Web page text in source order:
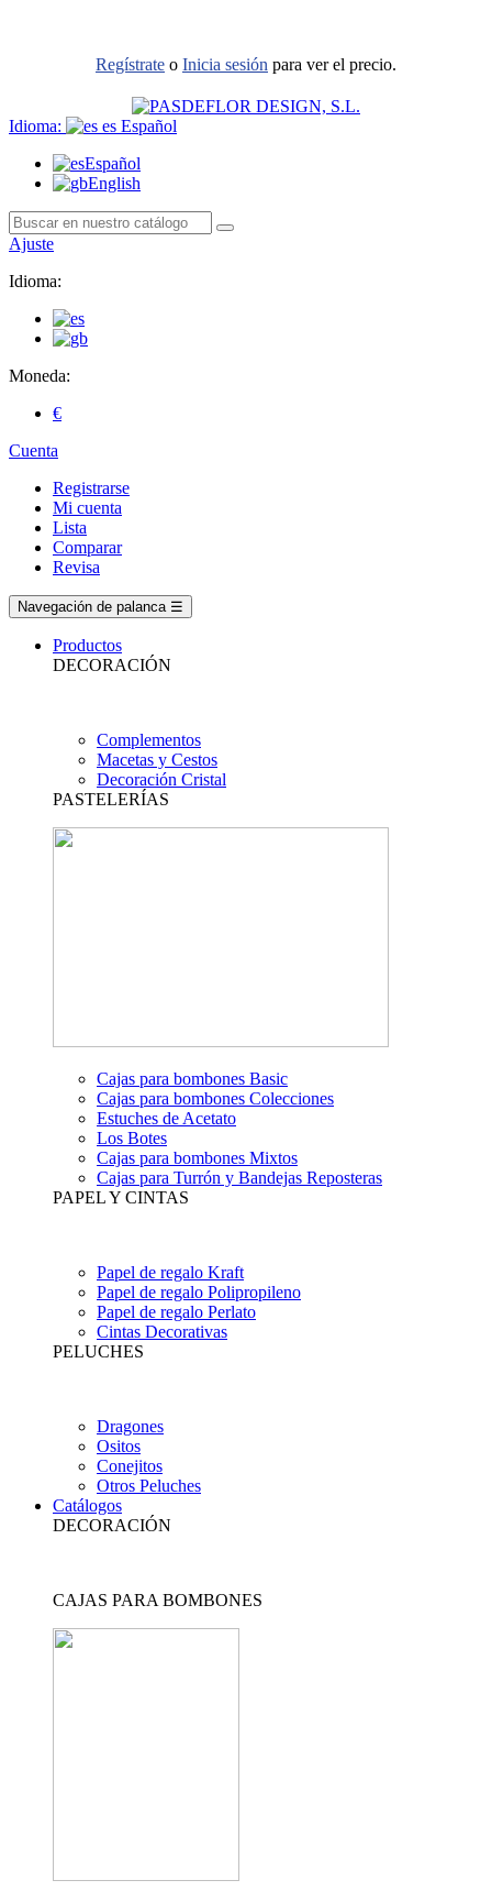
Regístrate o Inicia sesión para ver el precio.
Idioma: es Español
Español
English
Ajuste
Idioma:
Moneda:
€
Cuenta
Registrarse
Mi cuenta
Lista
Comparar
Revisa
Navegación de palanca ☰
Productos
DECORACIÓN
Complementos
Macetas y Cestos
Decoración Cristal
PASTELERÍAS
Cajas para bombones Basic
Cajas para bombones Colecciones
Estuches de Acetato
Los Botes
Cajas para bombones Mixtos
Cajas para Turrón y Bandejas Reposteras
PAPEL Y CINTAS
Papel de regalo Kraft
Papel de regalo Polipropileno
Papel de regalo Perlato
Cintas Decorativas
PELUCHES
Dragones
Ositos
Conejitos
Otros Peluches
Catálogos
DECORACIÓN
CAJAS PARA BOMBONES